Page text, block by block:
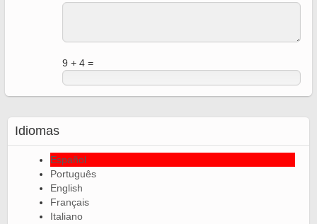
9 + 4 =
Idiomas
Español
Português
English
Français
Italiano